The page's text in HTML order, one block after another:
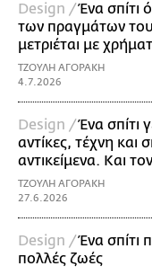
Design /Ένα σπίτι
των πραγμάτων
μετριέται με
ΤΖΟΥΛΗ ΑΓΟΡΑΚΗ
4.7.2026
Design /Ένα σπίτι
αντίκες, τέχνη και
αντικείμενα. Και
ΤΖΟΥΛΗ ΑΓΟΡΑΚΗ
27.6.2026
Design /Ένα σπίτι
πολλές ζωές